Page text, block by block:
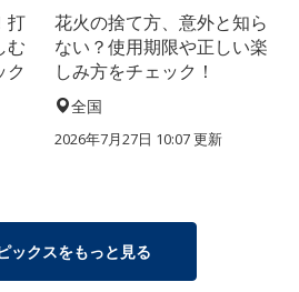
打
む
ク
花火の捨て方、意外と知ら
ない？使用期限や正しい楽
しみ方をチェック！
全国
2026年7月27日 10:07 更新
ックスをもっと見る